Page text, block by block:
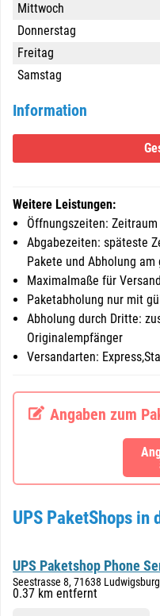
Mittwoch
Donnerstag
Freitag
Samstag
Information
Weitere Leistungen:
Öffnungszeiten:
Abgabezeiten: späteste
Pakete und Abholung am
Maximalmaße für
Paketabholung nur mit
Abholung durch Dritte:
Originalempfänger
Versandarten:
Angaben zum
UPS PaketShops in
UPS Paketshop Phone
Seestrasse 8, 71638 Ludwigsburg
0.37 km entfernt